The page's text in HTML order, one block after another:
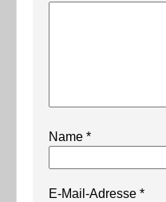
Name *
E-Mail-Adresse *